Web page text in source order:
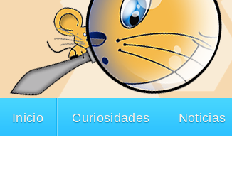
Inicio Curiosidades Noticias